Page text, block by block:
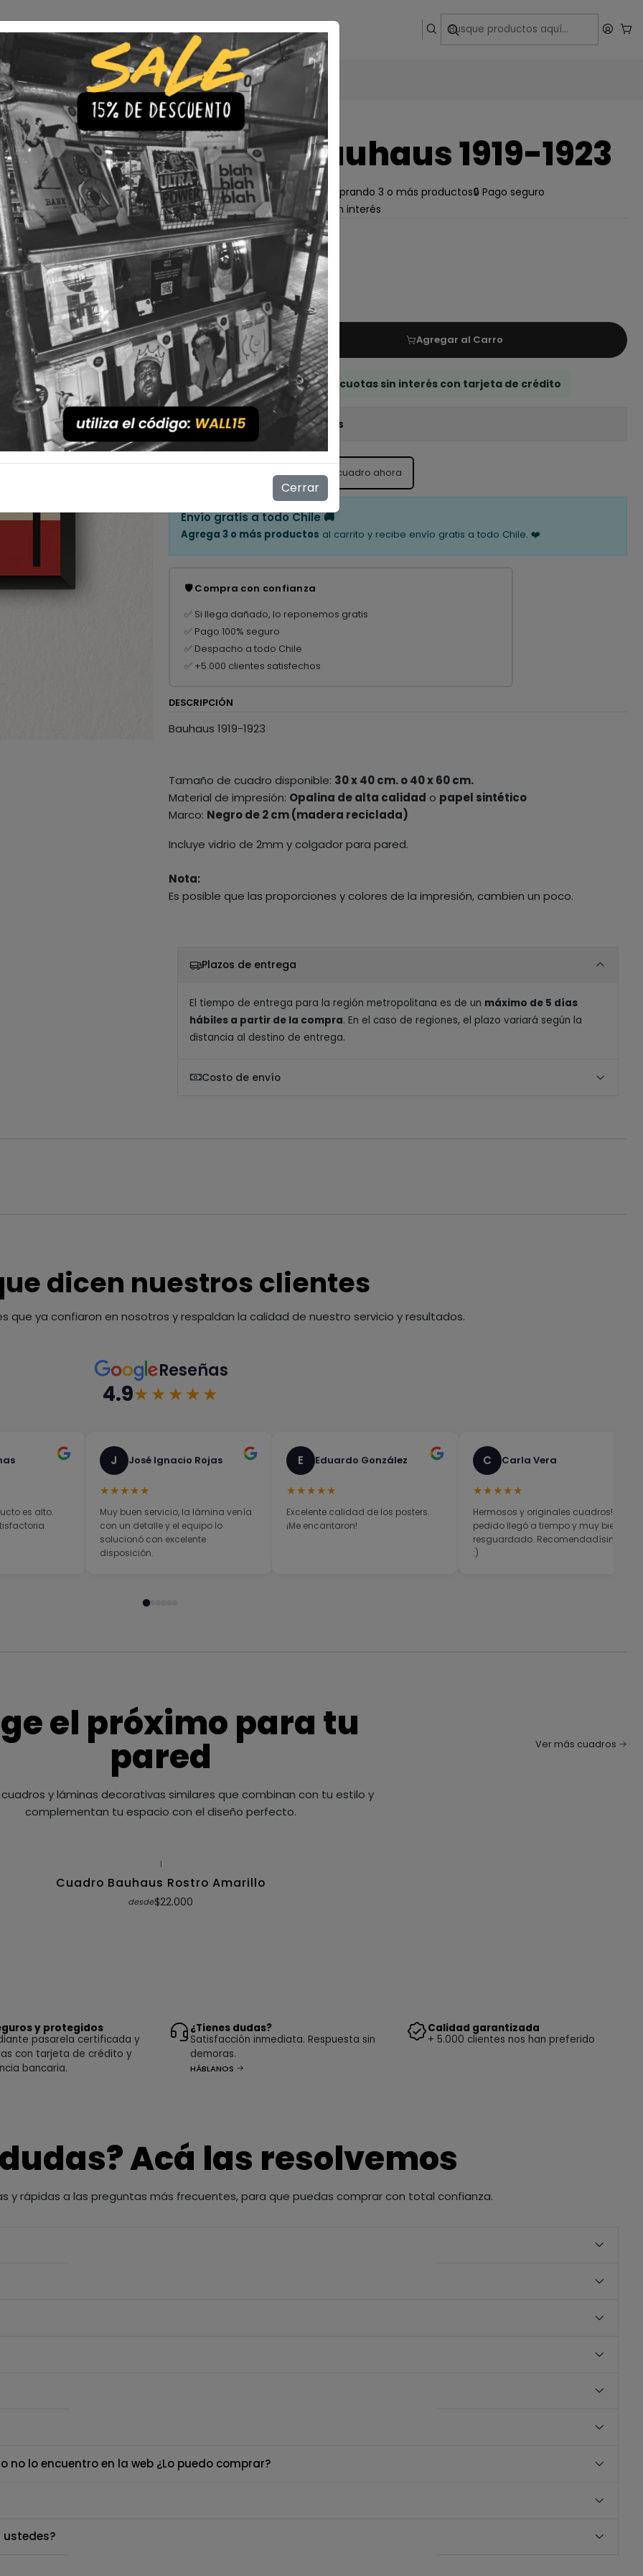
IluminaciónPrecios de cuadros & láminasPlazos de Entrega
|Cuadro Bauhaus 1919-1923
🇨🇱 Envío gratis a todo Chile comprando 3 o más productos🔒 Pago seguro
💎 Calidad Premium💳 3 Cuotas sin interés
TAMAÑO
30x40 40x60
LÁMINA
Con Marco Sin Marco
Cantidad
Agregar al Carro
💳 Compra ahora y paga en 3 cuotas sin interés con tarjeta de crédito
Mostrar stock de ubicaciones
personas están viendo este cuadro ahora
Envío gratis a todo Chile 🚚
Agrega 3 o más productos al carrito y recibe envío gratis a todo Chile. ❤️
🛡️ Compra con confianza
✅ Si llega dañado, lo reponemos gratis
✅ Pago 100% seguro
✅ Despacho a todo Chile
✅ +5.000 clientes satisfechos
DESCRIPCIÓN
Bauhaus 1919-1923
Tamaño de cuadro disponible: 30 x 40 cm. o 40 x 60 cm.
Material de impresión: Opalina de alta calidad o papel sintético
Marco: Negro de 2 cm (madera reciclada)
Incluye vidrio de 2mm y colgador para pared.
Nota:
Es posible que las proporciones y colores de la impresión, cambien un poco.
Plazos de entrega
El tiempo de entrega para la región metropolitana es de un máximo de 5 días
hábiles a partir de la compra. En el caso de regiones, el plazo variará según la
distancia al destino de entrega.
Costo de envío
dicen nuestros clientes
que ya confiaron en nosotros y respaldan la calidad de nuestro servicio y resultados.
Reseñas
4.9★★★★★
es alto.
J José Ignacio Rojas
★★★★★
Muy buen servicio, la lámina venía
con un detalle y el equipo lo
solucionó con excelente
disposición.
E Eduardo González
★★★★★
Excelente calidad de los posters.
¡Me encantaron!
C Carla Vera
★★★★★
Hermosos y originales cuadros! El
pedido llegó a tiempo y muy bien
resguardado. Recomendadísimos
:)
el próximo para tu
pared
y láminas decorativas similares que combinan con tu estilo y
complementan tu espacio con el diseño perfecto.
Ver más cuadros
|
Cuadro Bauhaus Rostro Amarillo
desde$22.000
y protegidos
pasarela certificada y
con tarjeta de crédito y
bancaria.
¿Tienes dudas?
Satisfacción inmediata. Respuesta sin
demoras.
HÁBLANOS
Calidad garantizada
+ 5.000 clientes nos han preferido
Acá las resolvemos
y rápidas a las preguntas más frecuentes, para que puedas comprar con total confianza.
lo encuentro en la web ¿Lo puedo comprar?
Cerrar